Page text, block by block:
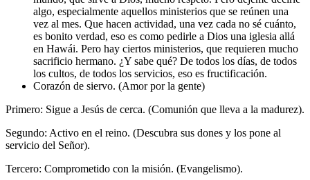
algo, especialmente aquellos ministerios que se reúnen una
vez al mes. Que hacen actividad, una vez cada no sé cuánto,
es bonito verdad, eso es como pedirle a Dios una iglesia allá
en Hawái. Pero hay ciertos ministerios, que requieren mucho
sacrificio hermano. ¿Y sabe qué? De todos los días, de todos
los cultos, de todos los servicios, eso es fructificación.
Corazón de siervo. (Amor por la gente)
Primero: Sigue a Jesús de cerca. (Comunión que lleva a la madurez).
Segundo: Activo en el reino. (Descubra sus dones y los pone al
servicio del Señor).
Tercero: Comprometido con la misión. (Evangelismo).